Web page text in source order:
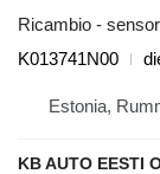
Ricambio -
K013741N00
Estonia,
KB AUTO EESTI